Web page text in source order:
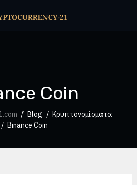
Coin
Blog
Κρυπτονομίσματα
Binance Coin